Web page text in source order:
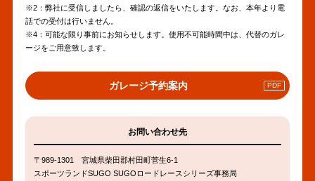
※2：弊社に受信しましたら、確認の返信をいたします。なお、本年より電
話での受付は行いません。
※4：可能な限り事前にお知らせします。使用不可能時間中は、代替のガレ
ージをご用意致します。
ガレージ予約案内PDF
へ
ク
お問い合わせ先
〒989-1301 宮城県柴田郡村田町菅生6-1
スポーツランドSUGO SUGOロードレースシリーズ事務局